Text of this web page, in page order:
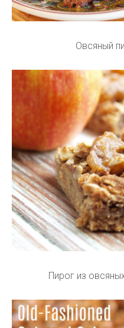
Овсяный
Пирог из